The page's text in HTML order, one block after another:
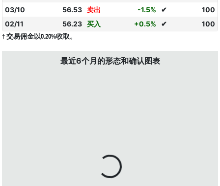
03/10
56.53 卖出 -1.5% ✔
100
02/11
56.23 买入 +0.5% ✔ 100
† 交易佣金以0.20%收取。
最近6个月的形态和确认图表